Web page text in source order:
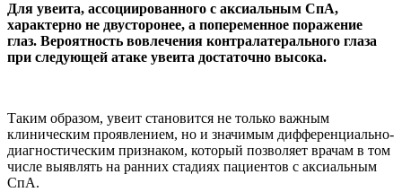
Для увеита, ассоциированного с аксиальным СпА,
характерно не двусторонее, а попеременное поражение
глаз. Вероятность вовлечения контралатерального глаза
при следующей атаке увеита достаточно высока.
Таким образом, увеит становится не только важным
клиническим проявлением, но и значимым дифференциально-
диагностическим признаком, который позволяет врачам в том
числе выявлять на ранних стадиях пациентов с аксиальным
СпА.